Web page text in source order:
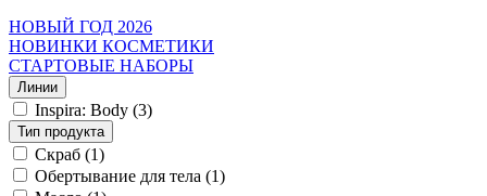
НОВЫЙ ГОД 2026
НОВИНКИ КОСМЕТИКИ
СТАРТОВЫЕ НАБОРЫ
Линии
Inspira: Body (3)
Тип продукта
Скраб (1)
Обертывание для тела (1)